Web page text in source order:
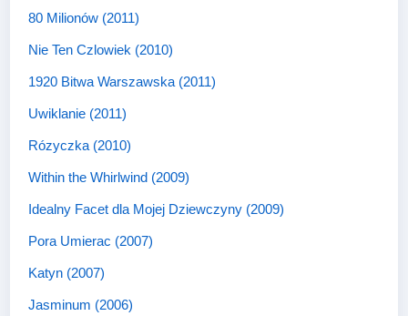
80 Milionów (2011)
Nie Ten Czlowiek (2010)
1920 Bitwa Warszawska (2011)
Uwiklanie (2011)
Rózyczka (2010)
Within the Whirlwind (2009)
Idealny Facet dla Mojej Dziewczyny (2009)
Pora Umierac (2007)
Katyn (2007)
Jasminum (2006)